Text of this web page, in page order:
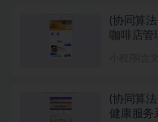
(协同算
咖啡店管
(协同算
健康服务